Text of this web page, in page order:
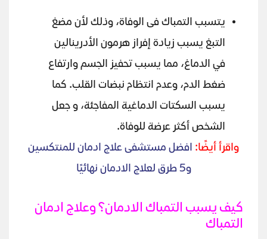
يتسبب التمباك فى الوفاة، وذلك لأن مضغ
التبغ يسبب زيادة إفراز هرمون الأدرينالين
في الدماغ، مما يسبب تحفيز الجسم وارتفاع
ضغط الدم، وعدم انتظام نبضات القلب. كما
يسبب السكتات الدماغية المفاجئة، و جعل
الشخص أكثر عرضة للوفاة.
واقرأ أيضًا: افضل مستشفى علاج ادمان للمنتكسين
و5 طرق لعلاج الادمان نهائيًا
كيف يسبب التمباك الادمان؟ وعلاج ادمان
التمباك